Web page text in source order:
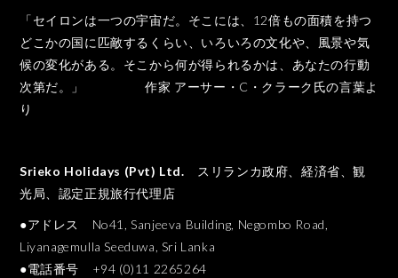
「セイロンは一つの宇宙だ。そこには、12倍もの面積を持つ
どこかの国に匹敵するくらい、いろいろの文化や、風景や気
候の変化がある。そこから何が得られるかは、あなたの行動
次第だ。」 作家 アーサー・C・クラーク氏の言葉よ
り
Srieko Holidays (Pvt) Ltd. スリランカ政府、経済省、観
光局、認定正規旅行代理店
●アドレス No41, Sanjeeva Building, Negombo Road,
Liyanagemulla Seeduwa, Sri Lanka
●電話番号 +94 (0)11 2265264